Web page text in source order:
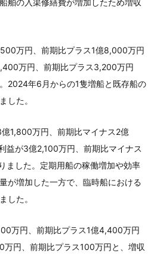
万円、前期比プラス1億8,000万円
万円、前期比プラス3,200万円
2024年6月からの1隻増船と既存船の
した。
1,800万円、前期比マイナス2億
益が3億2,100万円、前期比マイナス
ました。定期用船の稼働増加や効率
が増加した一方で、臨時船における
した。
万円、前期比プラス1億4,400万円
万円、前期比プラス100万円と、増収